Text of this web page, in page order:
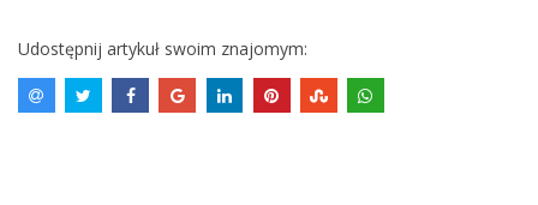
Udostępnij artykuł swoim znajomym: